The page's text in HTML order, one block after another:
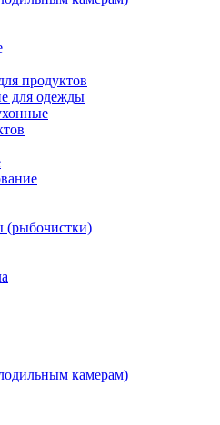
продуктов
для одежды
(рыбочистки)
камерам)